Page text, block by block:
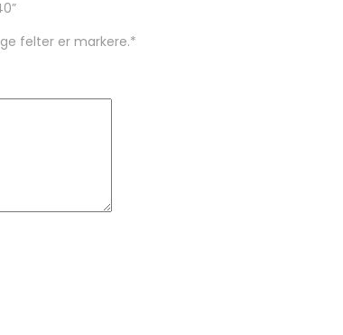
felter er markere.*